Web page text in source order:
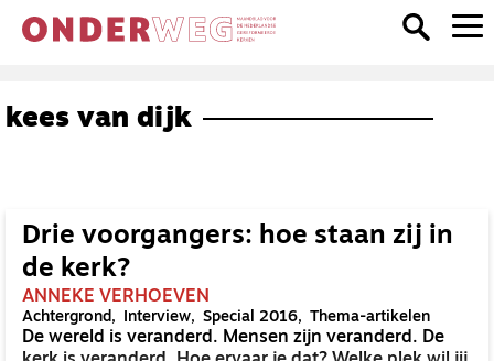
kees van dijk
Drie voorgangers: hoe staan zij in
de kerk?
ANNEKE VERHOEVEN
Achtergrond Interview Special 2016 Thema-artikelen
De wereld is veranderd. Mensen zijn veranderd. De